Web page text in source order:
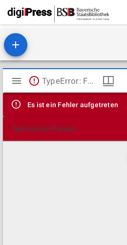
Mirador
Viewer
TypeError: Failed to fetch
Es ist ein Fehler aufgetreten
Technische Details